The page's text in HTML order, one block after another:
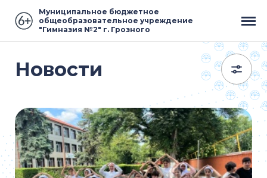
Муниципальное бюджетное
общеобразовательное учреждение
"Гимназия №2" г. Грозного
Новости